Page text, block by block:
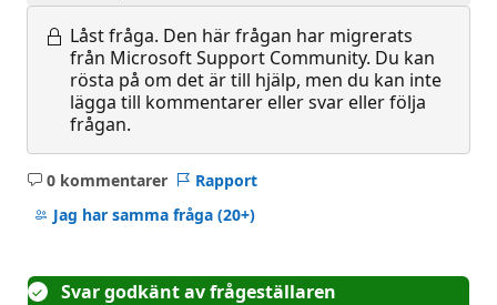
Låst fråga. Den här frågan har migrerats
från Microsoft Support Community. Du kan
rösta på om det är till hjälp, men du kan inte
lägga till kommentarer eller svar eller följa
frågan.
0 kommentarer
Inga
kommentarer
Rapport
Jag har samma fråga (20+)
Svar godkänt av frågeställaren